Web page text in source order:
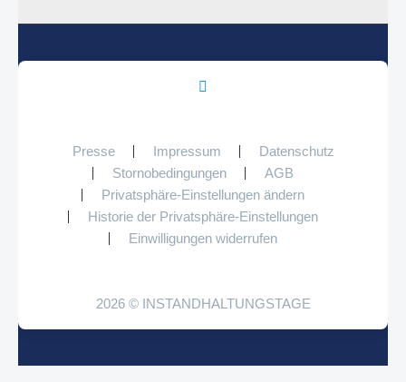
Presse Impressum
Datenschutz
Stornobedingungen
AGB
Privatsphäre-Einstellungen ändern
Historie der Privatsphäre-Einstellungen
Einwilligungen widerrufen
2026 © INSTANDHALTUNGSTAGE